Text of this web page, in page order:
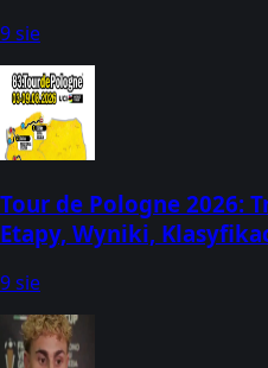
9 sie
Tour de Pologne 2026:
Etapy, Wyniki,
9 sie